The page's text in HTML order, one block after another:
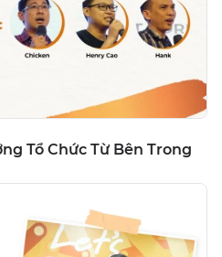
Tổ Chức Từ Bên Trong